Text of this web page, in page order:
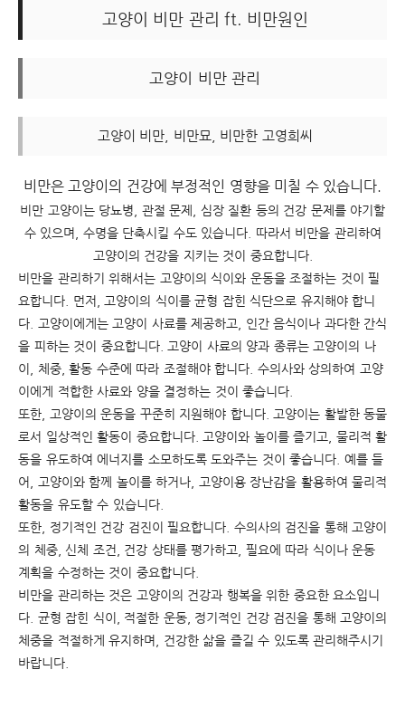
고양이 비만 관리 ft. 비만원인
고양이 비만 관리
고양이 비만, 비만묘, 비만한 고영희씨
비만은 고양이의 건강에 부정적인 영향을 미칠 수 있습니다.
비만 고양이는 당뇨병, 관절 문제, 심장 질환 등의 건강 문제를 야기할
수 있으며, 수명을 단축시킬 수도 있습니다. 따라서 비만을 관리하여
고양이의 건강을 지키는 것이 중요합니다.
비만을 관리하기 위해서는 고양이의 식이와 운동을 조절하는 것이 필
요합니다. 먼저, 고양이의 식이를 균형 잡힌 식단으로 유지해야 합니
다. 고양이에게는 고양이 사료를 제공하고, 인간 음식이나 과다한 간식
을 피하는 것이 중요합니다. 고양이 사료의 양과 종류는 고양이의 나
이, 체중, 활동 수준에 따라 조절해야 합니다. 수의사와 상의하여 고양
이에게 적합한 사료와 양을 결정하는 것이 좋습니다.
또한, 고양이의 운동을 꾸준히 지원해야 합니다. 고양이는 활발한 동물
로서 일상적인 활동이 중요합니다. 고양이와 놀이를 즐기고, 물리적 활
동을 유도하여 에너지를 소모하도록 도와주는 것이 좋습니다. 예를 들
어, 고양이와 함께 놀이를 하거나, 고양이용 장난감을 활용하여 물리적
활동을 유도할 수 있습니다.
또한, 정기적인 건강 검진이 필요합니다. 수의사의 검진을 통해 고양이
의 체중, 신체 조건, 건강 상태를 평가하고, 필요에 따라 식이나 운동
계획을 수정하는 것이 중요합니다.
비만을 관리하는 것은 고양이의 건강과 행복을 위한 중요한 요소입니
다 균형 잡힌 식이 적절한 운동, 정기적인 건강 검진을 통해 고양이의
체중을 적절하게 유지하며 건강한 삶을 즐길 수 있도록 관리해주시기
바랍니다